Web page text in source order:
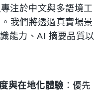
注於中文與多語境工
我們將透過真實場景
能力、AI 摘要品質以
與在地化體驗 ：優先